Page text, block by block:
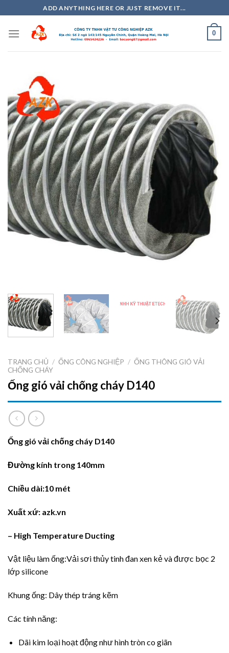
to
content
ADD ANYTHING HERE OR JUST REMOVE IT...
0
TRANG CHỦ / ỐNG CÔNG NGHIỆP / ỐNG THÔNG GIÓ VẢI
CHỐNG CHÁY
Ống gió vải chống cháy D140
Ống gió vải chống cháy D140
Đường kính trong 140mm
Chiều dài:10 mét
Xuất xứ: azk.vn
– High Temperature Ducting
Vật liệu làm ống:Vải sơi thủy tinh đan xen kẻ và được bọc 2
lớp silicone
Khung ống: Dây thép tráng kẽm
Các tính năng:
Dãi kim loại hoạt động như hình tròn co giãn